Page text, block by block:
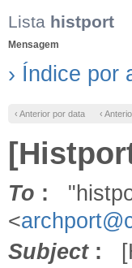
Lista histport
Mensagem
› Índice por
‹ Anterior por data ‹
To :
<
Subject: